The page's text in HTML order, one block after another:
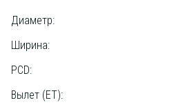
Диаметр:
Ширина:
PCD:
Вылет (ET):